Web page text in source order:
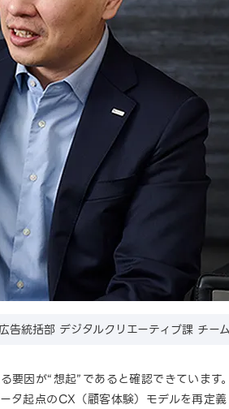
統括部 デジタルクリエーティブ課 チー
要因が“想起”であると確認できています
タ起点のCX（顧客体験）モデルを再定